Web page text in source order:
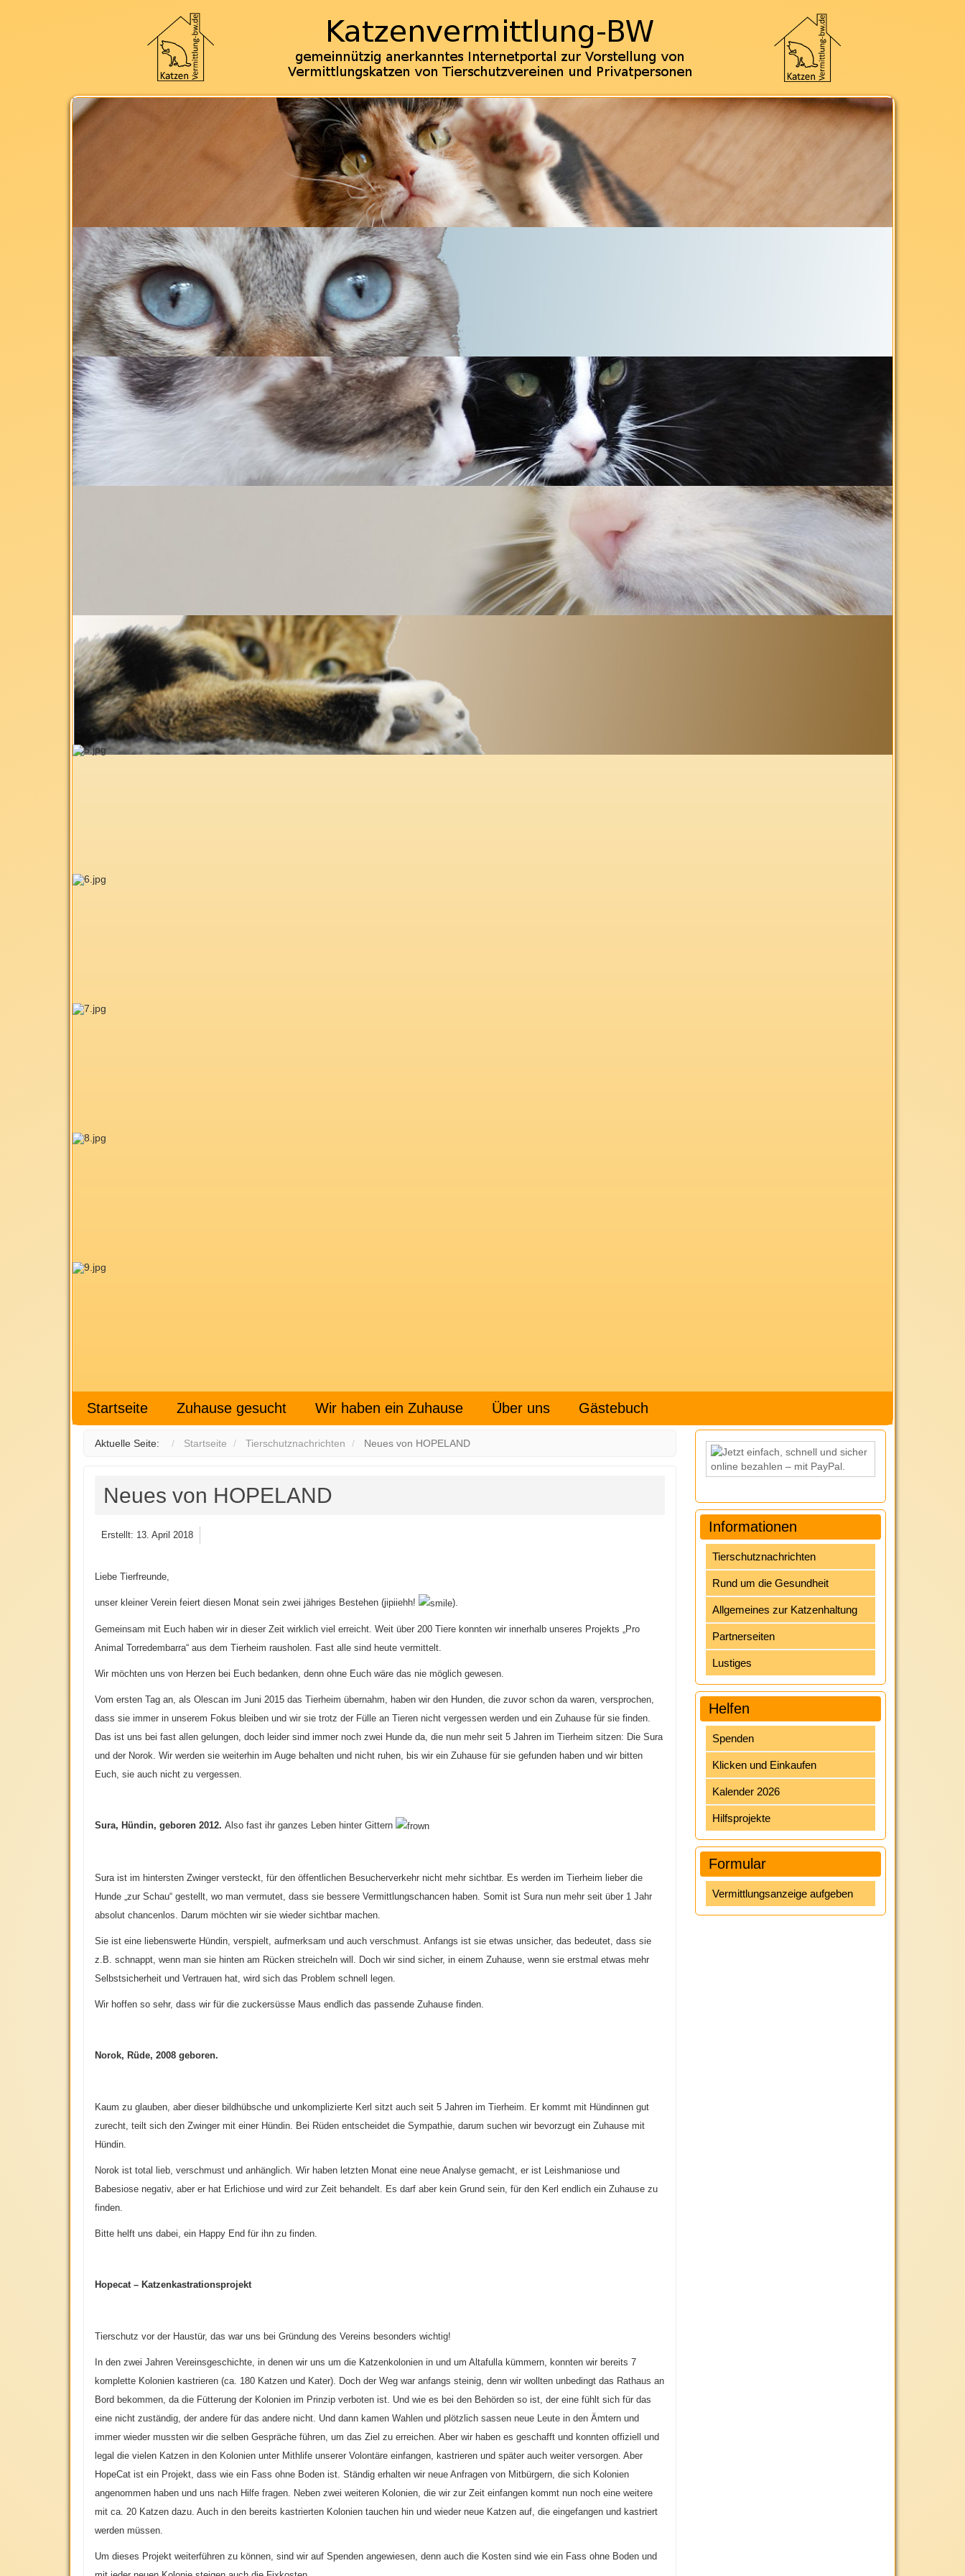
Startseite Zuhause gesucht Wir haben ein Zuhause Über uns Gästebuch
Aktuelle Seite: Startseite Tierschutznachrichten Neues von HOPELAND
Neues von HOPELAND
Erstellt: 13. April 2018
Liebe Tierfreunde,
unser kleiner Verein feiert diesen Monat sein zwei jähriges Bestehen (jipiiehh! ).
Gemeinsam mit Euch haben wir in dieser Zeit wirklich viel erreicht. Weit über 200 Tiere konnten wir innerhalb unseres Projekts „Pro
Animal Torredembarra“ aus dem Tierheim rausholen. Fast alle sind heute vermittelt.
Wir möchten uns von Herzen bei Euch bedanken, denn ohne Euch wäre das nie möglich gewesen.
Vom ersten Tag an, als Olescan im Juni 2015 das Tierheim übernahm, haben wir den Hunden, die zuvor schon da waren, versprochen,
dass sie immer in unserem Fokus bleiben und wir sie trotz der Fülle an Tieren nicht vergessen werden und ein Zuhause für sie finden.
Das ist uns bei fast allen gelungen, doch leider sind immer noch zwei Hunde da, die nun mehr seit 5 Jahren im Tierheim sitzen: Die Sura
und der Norok. Wir werden sie weiterhin im Auge behalten und nicht ruhen, bis wir ein Zuhause für sie gefunden haben und wir bitten
Euch, sie auch nicht zu vergessen.
Sura, Hündin, geboren 2012. Also fast ihr ganzes Leben hinter Gittern
Sura ist im hintersten Zwinger versteckt, für den öffentlichen Besucherverkehr nicht mehr sichtbar. Es werden im Tierheim lieber die
Hunde „zur Schau“ gestellt, wo man vermutet, dass sie bessere Vermittlungschancen haben. Somit ist Sura nun mehr seit über 1 Jahr
absolut chancenlos. Darum möchten wir sie wieder sichtbar machen.
Sie ist eine liebenswerte Hündin, verspielt, aufmerksam und auch verschmust. Anfangs ist sie etwas unsicher, das bedeutet, dass sie
z.B. schnappt, wenn man sie hinten am Rücken streicheln will. Doch wir sind sicher, in einem Zuhause, wenn sie erstmal etwas mehr
Selbstsicherheit und Vertrauen hat, wird sich das Problem schnell legen.
Wir hoffen so sehr, dass wir für die zuckersüsse Maus endlich das passende Zuhause finden.
Norok, Rüde, 2008 geboren.
Kaum zu glauben, aber dieser bildhübsche und unkomplizierte Kerl sitzt auch seit 5 Jahren im Tierheim. Er kommt mit Hündinnen gut
zurecht, teilt sich den Zwinger mit einer Hündin. Bei Rüden entscheidet die Sympathie, darum suchen wir bevorzugt ein Zuhause mit
Hündin.
Norok ist total lieb, verschmust und anhänglich. Wir haben letzten Monat eine neue Analyse gemacht, er ist Leishmaniose und
Babesiose negativ, aber er hat Erlichiose und wird zur Zeit behandelt. Es darf aber kein Grund sein, für den Kerl endlich ein Zuhause zu
finden.
Bitte helft uns dabei, ein Happy End für ihn zu finden.
Hopecat – Katzenkastrationsprojekt
Tierschutz vor der Haustür, das war uns bei Gründung des Vereins besonders wichtig!
In den zwei Jahren Vereinsgeschichte, in denen wir uns um die Katzenkolonien in und um Altafulla kümmern, konnten wir bereits 7
komplette Kolonien kastrieren (ca. 180 Katzen und Kater). Doch der Weg war anfangs steinig, denn wir wollten unbedingt das Rathaus an
Bord bekommen, da die Fütterung der Kolonien im Prinzip verboten ist. Und wie es bei den Behörden so ist, der eine fühlt sich für das
eine nicht zuständig, der andere für das andere nicht. Und dann kamen Wahlen und plötzlich sassen neue Leute in den Ämtern und
immer wieder mussten wir die selben Gespräche führen, um das Ziel zu erreichen. Aber wir haben es geschafft und konnten offiziell und
legal die vielen Katzen in den Kolonien unter Mithlife unserer Volontäre einfangen, kastrieren und später auch weiter versorgen. Aber
HopeCat ist ein Projekt, dass wie ein Fass ohne Boden ist. Ständig erhalten wir neue Anfragen von Mitbürgern, die sich Kolonien
angenommen haben und uns nach Hilfe fragen. Neben zwei weiteren Kolonien, die wir zur Zeit einfangen kommt nun noch eine weitere
mit ca. 20 Katzen dazu. Auch in den bereits kastrierten Kolonien tauchen hin und wieder neue Katzen auf, die eingefangen und kastriert
werden müssen.
Um dieses Projekt weiterführen zu können, sind wir auf Spenden angewiesen, denn auch die Kosten sind wie ein Fass ohne Boden und
Informationen
Tierschutznachrichten
Rund um die Gesundheit
Allgemeines zur Katzenhaltung
Partnerseiten
Lustiges
Helfen
Spenden
Klicken und Einkaufen
Kalender 2026
Hilfsprojekte
Formular
Vermittlungsanzeige aufgeben